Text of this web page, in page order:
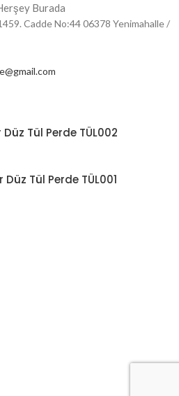
Burada
Cadde No:44 06378 Yenimahalle /
Tül Perde TÜL002
Tül Perde TÜL001